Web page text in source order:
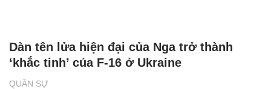
QUÂN SỰ
Dàn tên lửa hiện đại của Nga trở thành
‘khắc tinh’ của F-16 ở Ukraine